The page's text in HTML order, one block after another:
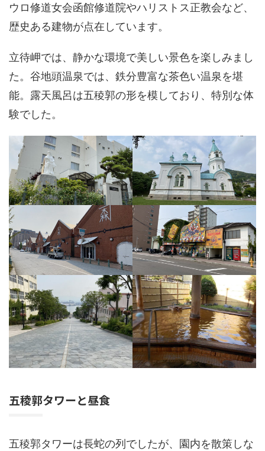
ウロ修道女会函館修道院やハリストス正教会など、
歴史ある建物が点在しています。
立待岬では、静かな環境で美しい景色を楽しみまし
た。谷地頭温泉では、鉄分豊富な茶色い温泉を堪
能。露天風呂は五稜郭の形を模しており、特別な体
験でした。
五稜郭タワーと昼食
五稜郭タワーは長蛇の列でしたが、園内を散策しな